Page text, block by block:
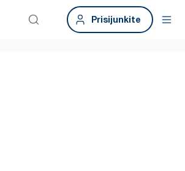
Prisijunkite